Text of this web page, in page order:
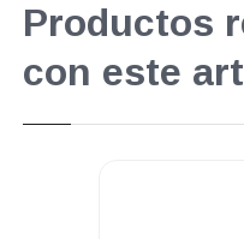
Productos
con este